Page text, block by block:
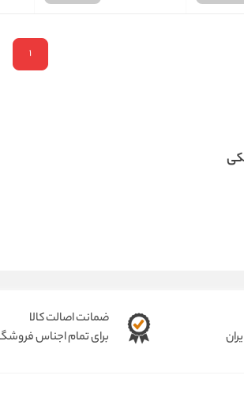
1
ضمانت اصالت کالا
برای تمام اجناس